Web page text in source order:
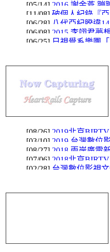
[05/14] 2016 謝金燕 蹦
[11/08] 破個人紀錄『
[06/28] 八代亞紀睽違
[06/08] 2015 李翊君夢
[06/25] 日視覺系樂團
[08/26] 2019北京
[03/10] 2019 台灣數位
[08/27] 2018 兩岸廣電
[07/06] 2018北京
[02/28] 台灣數位影視